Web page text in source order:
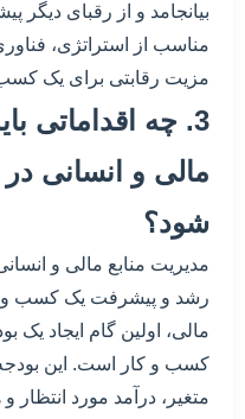
بیانجامد و از رقبای
مناسب از استراتژی،
مزیت رقابتی برای یک
3. چه اقداماتی
مالی و انسانی
شود؟
مدیریت منابع مالی و
رشد و پیشرفت یک کسب و
مالی، اولین گام ایجاد
کسب و کار است. این بودجه
متغیر، درآمد مورد